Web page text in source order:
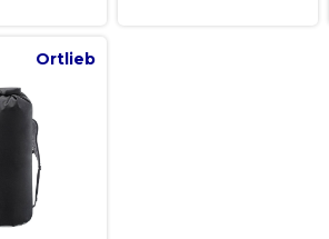
Ortlieb